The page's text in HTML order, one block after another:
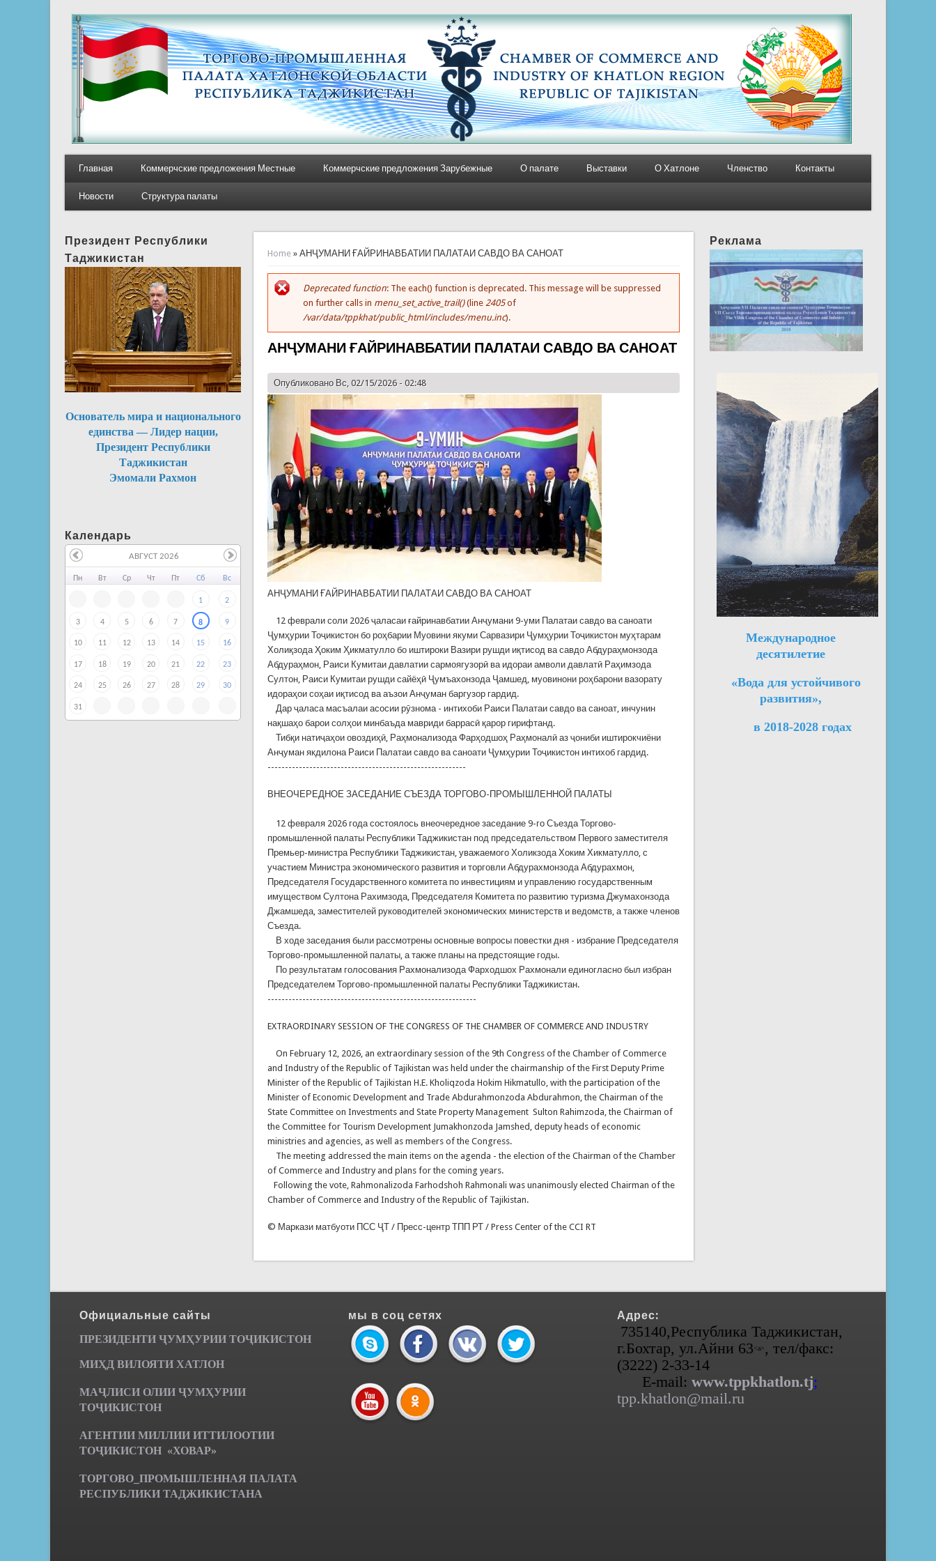
Главная Коммерчские предложения Местные Коммерчские предложения Зарубежные О палате Выставки О Хатлоне Членство Контакты
Новости Структура палаты
You are here
Home » АНҶУМАНИ ҒАЙРИНАВБАТИИ ПАЛАТАИ САВДО ВА САНОАТ
Error message
Deprecated function: The each() function is deprecated. This message will be suppressed
on further calls in menu_set_active_trail()(line 2405of
/var/data/tppkhat/public_html/includes/menu.inc).
АНҶУМАНИ ҒАЙРИНАВБАТИИ ПАЛАТАИ САВДО ВА САНОАТ
Опубликовано Вс, 02/15/2026 - 02:48
АНҶУМАНИ ҒАЙРИНАВБАТИИ ПАЛАТАИ САВДО ВА САНОАТ
12 феврали соли 2026 ҷаласаи ғайринавбатии Анҷумани 9-уми Палатаи савдо ва саноати
Ҷумҳурии Тоҷикистон бо роҳбарии Муовини якуми Сарвазири Ҷумҳурии Тоҷикистон муҳтарам
Холиқзода Ҳоким Ҳикматулло бо иштироки Вазири рушди иқтисод ва савдо Абдураҳмонзода
Абдураҳмон, Раиси Кумитаи давлатии сармоягузорӣ ва идораи амволи давлатӣ Раҳимзода
Султон, Раиси Кумитаи рушди сайёҳӣ Ҷумъахонзода Ҷамшед, муовинони роҳбарони вазорату
идораҳои соҳаи иқтисод ва аъзои Анҷуман баргузор гардид.
Дар ҷаласа масъалаи асосии рӯзнома - интихоби Раиси Палатаи савдо ва саноат, инчунин
нақшаҳо барои солҳои минбаъда мавриди баррасӣ қарор гирифтанд.
Тибқи натиҷаҳои овоздиҳӣ, Раҳмонализода Фарҳодшоҳ Раҳмоналӣ аз ҷониби иштирокчиёни
Анҷуман якдилона Раиси Палатаи савдо ва саноати Ҷумҳурии Тоҷикистон интихоб гардид.
---------------------------------------------------------
ВНЕОЧЕРЕДНОЕ ЗАСЕДАНИЕ СЪЕЗДА ТОРГОВО-ПРОМЫШЛЕННОЙ ПАЛАТЫ
12 февраля 2026 года состоялось внеочередное заседание 9-го Съезда Торгово-
промышленной палаты Республики Таджикистан под председательством Первого заместителя
Премьер-министра Республики Таджикистан, уважаемого Холикзода Хоким Хикматулло, с
участием Министра экономического развития и торговли Абдурахмонзода Абдурахмон,
Председателя Государственного комитета по инвестициям и управлению государственным
имуществом Султона Рахимзода, Председателя Комитета по развитию туризма Джумахонзода
Джамшеда, заместителей руководителей экономических министерств и ведомств, а также членов
Съезда.
В ходе заседания были рассмотрены основные вопросы повестки дня - избрание Председателя
Торгово-промышленной палаты, а также планы на предстоящие годы.
По результатам голосования Рахмонализода Фарходшох Рахмонали единогласно был избран
Председателем Торгово-промышленной палаты Республики Таджикистан.
------------------------------------------------------------
EXTRAORDINARY SESSION OF THE CONGRESS OF THE CHAMBER OF COMMERCE AND INDUSTRY
On February 12, 2026, an extraordinary session of the 9th Congress of the Chamber of Commerce
and Industry of the Republic of Tajikistan was held under the chairmanship of the First Deputy Prime
Minister of the Republic of Tajikistan H.E. Kholiqzoda Hokim Hikmatullo, with the participation of the
Minister of Economic Development and Trade Abdurahmonzoda Abdurahmon, the Chairman of the
State Committee on Investments and State Property Management Sulton Rahimzoda, the Chairman of
the Committee for Tourism Development Jumakhonzoda Jamshed, deputy heads of economic
ministries and agencies, as well as members of the Congress.
The meeting addressed the main items on the agenda - the election of the Chairman of the Chamber
of Commerce and Industry and plans for the coming years.
Following the vote, Rahmonalizoda Farhodshoh Rahmonali was unanimously elected Chairman of the
Chamber of Commerce and Industry of the Republic of Tajikistan.
© Маркази матбуоти ПСС ҶТ / Пресс-центр ТПП РТ / Press Center of the CCI RT
Президент Республики
Таджикистан
Основатель мира и национального
единства — Лидер нации,
Президент Республики
Таджикистан
Эмомали Рахмон
Календарь
Пн Вт Ср Чт Пт Сб Вс
1 2
3 4 5 6 7 8 9
10 11 12 13 14 15 16
17 18 19 20 21 22 23
24 25 26 27 28 29 30
31
АВГУСТ 2026
Реклама
Международное
десятилетие
«Вода для устойчивого
развития»,
в 2018-2028 годах
Официальные сайты
ПРЕЗИДЕНТИ ҶУМҲУРИИ ТОҶИКИСТОН
МИҲД ВИЛОЯТИ ХАТЛОН
МАҶЛИСИ ОЛИИ ҶУМҲУРИИ
ТОҶИКИСТОН
АГЕНТИИ МИЛЛИИ ИТТИЛООТИИ
ТОҶИКИСТОН «ХОВАР»
ТОРГОВО_ПРОМЫШЛЕННАЯ ПАЛАТА
РЕСПУБЛИКИ ТАДЖИКИСТАНА
мы в соц сетях Адрес:
735140,Республика Таджикистан,
г.Бохтар, ул.Айни 63<а>, тел/факс:
(3222) 2-33-14
E-mail:www.tppkhatlon.tj;
tpp.khatlon@mail.ru